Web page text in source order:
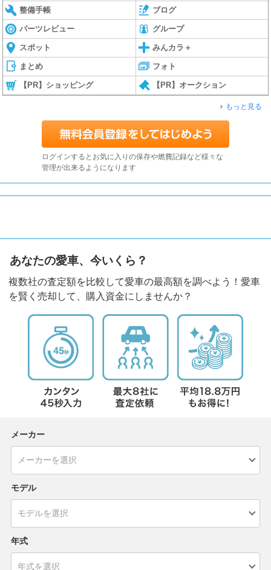
整備手帳 ブログ
パーツレビュー グループ
スポット みんカラ＋
まとめ フォト
【PR】ショッピング 【PR】オークション
もっと見る
ログインするとお気に入りの保存や燃費記録など様々な
管理が出来るようになります
あなたの愛車、今いくら？
複数社の査定額を比較して愛車の最高額を調べよう！愛車
を賢く売却して、購入資金にしませんか？
メーカー
モデル
年式